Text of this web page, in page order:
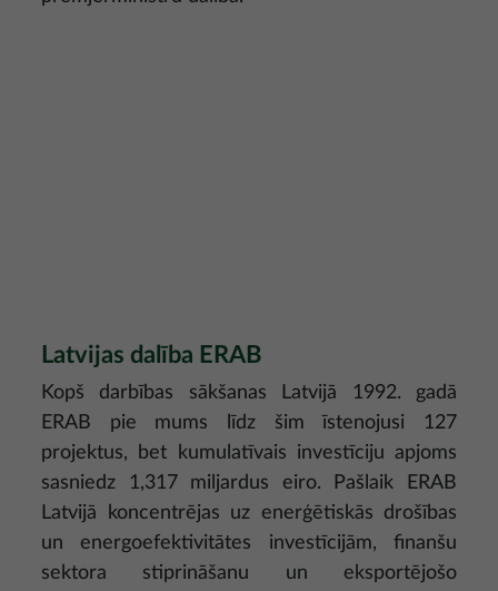
Latvijas dalība ERAB
Kopš darbības sākšanas Latvijā 1992. gadā
ERAB pie mums līdz šim īstenojusi 127
projektus, bet kumulatīvais investīciju apjoms
sasniedz 1,317 miljardus eiro. Pašlaik ERAB
Latvijā koncentrējas uz enerģētiskās drošības
un energoefektivitātes investīcijām, finanšu
sektora stiprināšanu un eksportējošo